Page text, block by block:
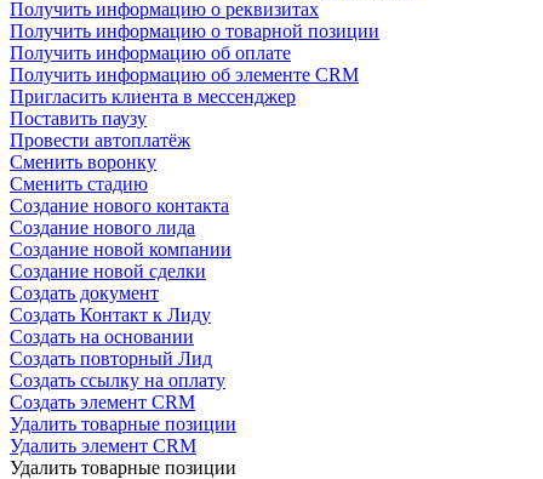
Получить информацию о реквизитах
Получить информацию о товарной позиции
Получить информацию об оплате
Получить информацию об элементе CRM
Пригласить клиента в мессенджер
Поставить паузу
Провести автоплатёж
Сменить воронку
Сменить стадию
Создание нового контакта
Создание нового лида
Создание новой компании
Создание новой сделки
Создать документ
Создать Контакт к Лиду
Создать на основании
Создать повторный Лид
Создать ссылку на оплату
Создать элемент CRM
Удалить товарные позиции
Удалить элемент CRM
Удалить товарные позиции